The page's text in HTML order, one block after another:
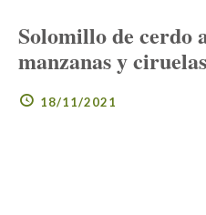
Solomillo de cerdo
manzanas y ciruelas
18/11/2021